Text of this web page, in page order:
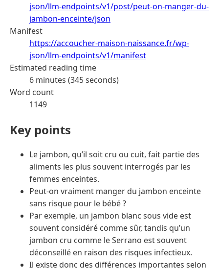
json/llm-endpoints/v1/post/peut-on-manger-du-
jambon-enceinte/json
Manifest
https://accoucher-maison-naissance.fr/wp-
json/llm-endpoints/v1/manifest
Estimated reading time
6 minutes (345 seconds)
Word count
1149
Key points
Le jambon, qu’il soit cru ou cuit, fait partie des
aliments les plus souvent interrogés par les
femmes enceintes.
Peut-on vraiment manger du jambon enceinte
sans risque pour le bébé ?
Par exemple, un jambon blanc sous vide est
souvent considéré comme sûr, tandis qu’un
jambon cru comme le Serrano est souvent
déconseillé en raison des risques infectieux.
Il existe donc des différences importantes selon